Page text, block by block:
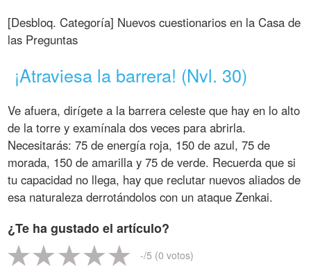
[Desbloq. Categoría] Nuevos cuestionarios en la Casa de
las Preguntas
¡Atraviesa la barrera! (Nvl. 30)
Ve afuera, dirígete a la barrera celeste que hay en lo alto
de la torre y examínala dos veces para abrirla.
Necesitarás: 75 de energía roja, 150 de azul, 75 de
morada, 150 de amarilla y 75 de verde. Recuerda que si
tu capacidad no llega, hay que reclutar nuevos aliados de
esa naturaleza derrotándolos con un ataque Zenkai.
¿Te ha gustado el artículo?
-/5 (0 votos)